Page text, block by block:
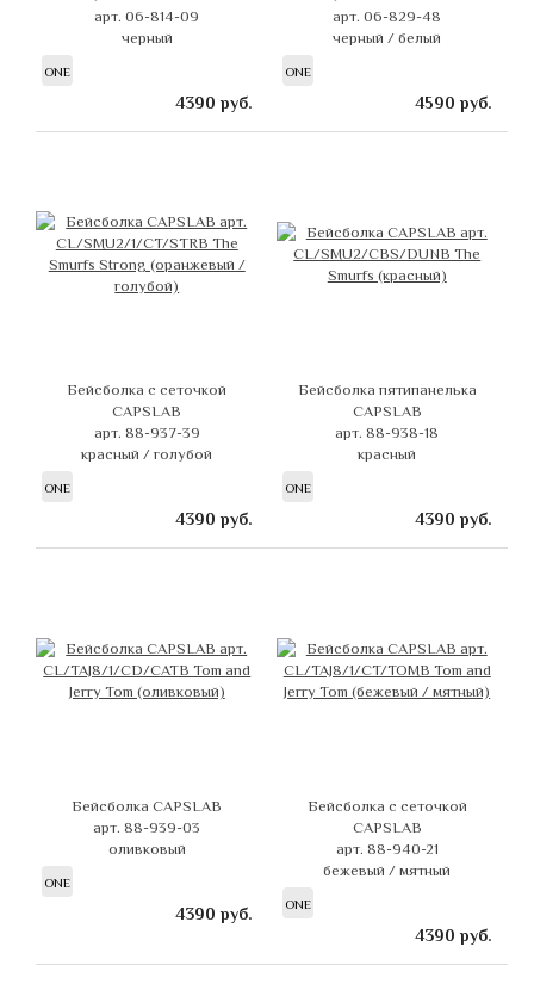
арт. 06-814-09
черный
ONE
4390 руб.
арт. 06-829-48
черный / белый
ONE
4590 руб.
Бейсболка с сеточкой
CAPSLAB
арт. 88-937-39
красный / голубой
ONE
4390 руб.
Бейсболка пятипанелька
CAPSLAB
арт. 88-938-18
красный
ONE
4390 руб.
Бейсболка CAPSLAB
арт. 88-939-03
оливковый
ONE
4390 руб.
Бейсболка с сеточкой
CAPSLAB
арт. 88-940-21
бежевый / мятный
ONE
4390 руб.